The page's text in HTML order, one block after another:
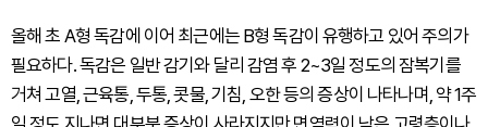
올해 초 A형 독감에 이어 최근에는 B형 독감이 유행하고 있어 주의가
필요하다. 독감은 일반 감기와 달리 감염 후 2~3일 정도의 잠복기를
거쳐 고열, 근육통, 두통, 콧물, 기침, 오한 등의 증상이 나타나며, 약 1주